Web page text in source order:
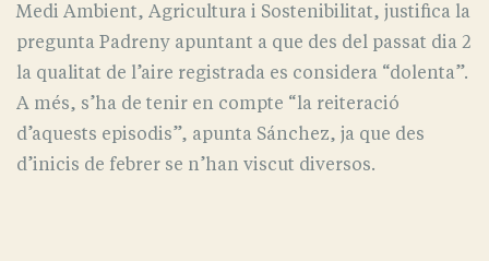
Medi Ambient, Agricultura i Sostenibilitat, justifica la
pregunta Padreny apuntant a que des del passat dia 2
la qualitat de l’aire registrada es considera “dolenta”.
A més, s’ha de tenir en compte “la reiteració
d’aquests episodis”, apunta Sánchez, ja que des
d’inicis de febrer se n’han viscut diversos.